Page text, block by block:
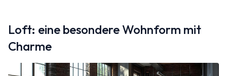
Loft: eine besondere Wohnform mit
Charme